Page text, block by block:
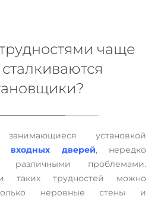
чаще
сталкиваются
занимающиеся установкой
входных дверей, нередко
различными проблемами.
таких трудностей можно
неровные стены и